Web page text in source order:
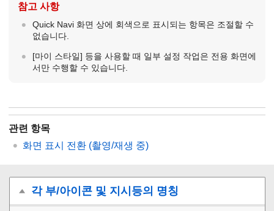
참고 사항
Quick Navi 화면 상에 회색으로 표시되는 항목은 조절할 수
없습니다.
[마이 스타일] 등을 사용할 때 일부 설정 작업은 전용 화면에
서만 수행할 수 있습니다.
관련 항목
화면 표시 전환 (촬영/재생 중)
각 부/아이콘 및 지시등의 명칭